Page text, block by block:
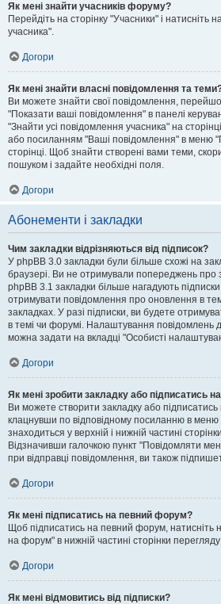
Як мені знайти учасників форуму?
Перейдіть на сторінку "Учасники" і натисніть
учасника".
Догори
Як мені знайти власні повідомлення та
Ви можете знайти свої повідомлення,
"Показати ваші повідомлення" в панелі
"Знайти усі повідомлення учасника" на
або посиланням "Ваші повідомлення" в меню
сторінці. Щоб знайти створені вами теми,
пошуком і задайте необхідні поля.
Догори
Абонементи і закладки
Чим закладки відрізняються від підписок?
У phpBB 3.0 закладки були більше схожі на
браузері. Ви не отримували попереджень про
phpBB 3.1 закладки більше нагадують
отримувати повідомлення про оновлення в
закладках. У разі підписки, ви будете
в темі чи форумі. Налаштування повідомлень
можна задати на вкладці "Особисті
Догори
Як мені зробити закладку або підписатись
Ви можете створити закладку або
клацнувши по відповідному посиланню в
знаходиться у верхній і нижній частині
Відзначивши галочкою пункт "Повідомляти
при відправці повідомлення, ви також
Догори
Як мені підписатись на певний форум?
Щоб підписатись на певний форум, натисніть
на форум" в нижній частині сторінки
Догори
Як мені відмовитись від підписки?